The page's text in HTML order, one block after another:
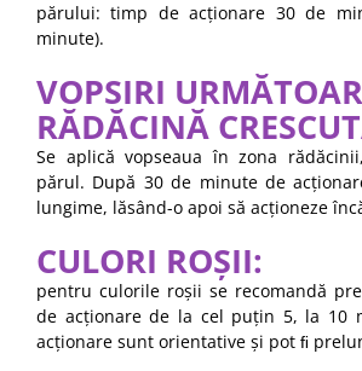
părului: timp de acționare 30 de
minute).
VOPSIRI
RĂDĂCINĂ
Se aplică vopseaua în zona
părul. După 30 de minute de
lungime, lăsând-o apoi să acționeze
CULORI ROȘII:
pentru culorile roșii se recomandă
de acționare de la cel puțin 5, la 10
acționare sunt orientative și pot ﬁ